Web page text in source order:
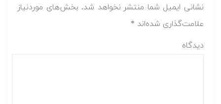
نشانی ایمیل شما منتشر نخواهد شد. بخش‌های موردنیاز
علامت‌گذاری شده‌اند *
دیدگاه